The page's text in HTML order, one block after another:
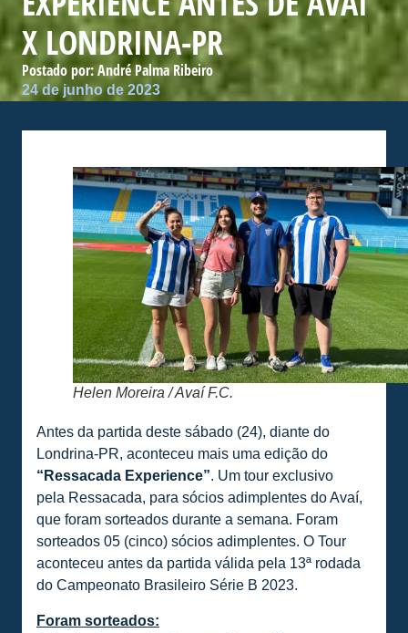
X LONDRINA-PR
Postado por:André Palma Ribeiro
24 de junho de 2023
Helen Moreira / Avaí F.C.
Antes da partida deste sábado (24), diante do
Londrina-PR, aconteceu mais uma edição do
“Ressacada Experience”. Um tour exclusivo
pela Ressacada, para sócios adimplentes do Avaí,
que foram sorteados durante a semana. Foram
sorteados 05 (cinco) sócios adimplentes. O Tour
aconteceu antes da partida válida pela 13ª rodada
do Campeonato Brasileiro Série B 2023.
Foram sorteados: